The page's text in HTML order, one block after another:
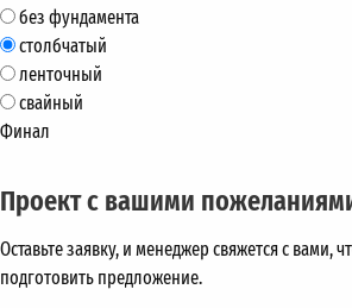
без фундамента
столбчатый
ленточный
свайный
Финал
Проект с вашими
Оставьте заявку, и менеджер свяжется с вами,
подготовить предложение.